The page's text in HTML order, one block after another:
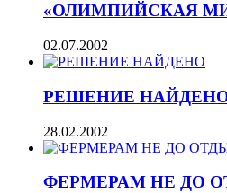
«ОЛИМПИЙСКАЯ
02.07.2002
РЕШЕНИЕ
28.02.2002
ФЕРМЕРАМ НЕ ДО